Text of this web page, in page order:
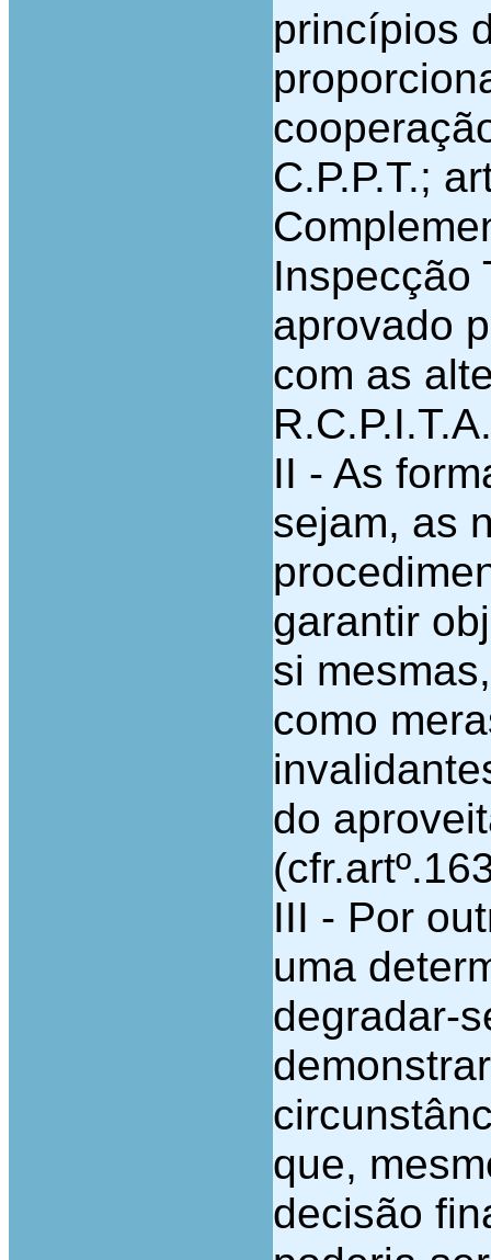
princípios
C.P.P.T.;
Inspecção
aprovado
com as
II - As
sejam, as
garantir
si
como
do
III - Por
uma
degradar-
que,
decisão